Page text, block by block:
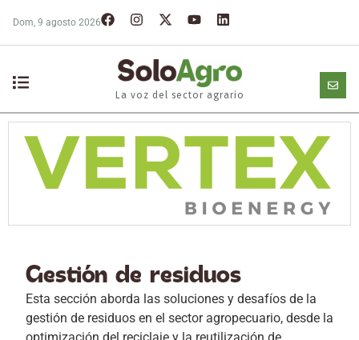
Dom, 9 agosto 2026
La voz del sector agrario
Gestión de residuos
Esta sección aborda las soluciones y desafíos de la
gestión de residuos en el sector agropecuario, desde la